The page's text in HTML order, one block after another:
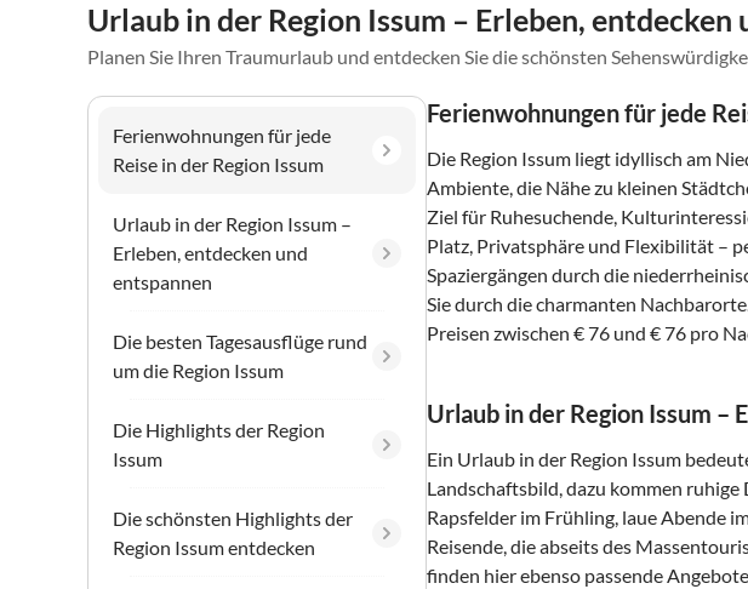
Urlaub in der Region Issum – Erleben, entdecken
Planen Sie Ihren Traumurlaub und entdecken Sie die schönsten
Ferienwohnungen für jede
Reise in der Region Issum
Urlaub in der Region Issum –
Erleben, entdecken und
entspannen
Die besten Tagesausflüge rund
um die Region Issum
Die Highlights der Region
Issum
Die schönsten Highlights der
Region Issum entdecken
Ferienwohnungen für jede
Die Region Issum liegt idyllisch am
Ambiente, die Nähe zu kleinen
Ziel für Ruhesuchende,
Platz, Privatsphäre und Flexibilität –
Spaziergängen durch die
Sie durch die charmanten
Preisen zwischen € 76 und € 76 pro
Urlaub in der Region Issum –
Ein Urlaub in der Region Issum
Landschaftsbild, dazu kommen
Rapsfelder im Frühling, laue Abende
Reisende, die abseits des
finden hier ebenso passende